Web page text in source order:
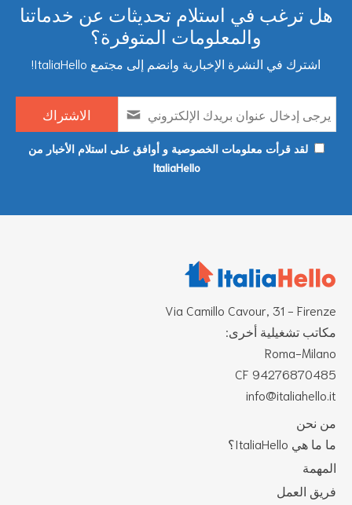
هل ترغب في استلام تحديثات عن خدماتنا
والمعلومات المتوفرة؟
اشترك في النشرة الإخبارية وانضم إلى مجتمع ItaliaHello!
لقد قرأت معلومات الخصوصية و أوافق على استلام الأخبار من
ItaliaHello
Via Camillo Cavour, 31 - Firenze
مكاتب تشغيلية أخرى:
Roma-Milano
CF 94276870485
info@italiahello.it
من نحن
ما ما هي ItaliaHello؟
المهمة
فريق العمل